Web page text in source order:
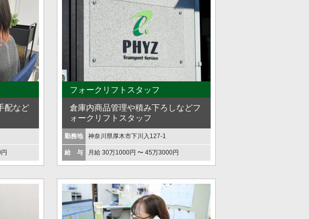
配など
フォークリフトスタッフ
倉庫内商品管理や積み下ろしなどフ
ォークリフトスタッフ
勤務地 神奈川県厚木市下川入127-1
給 与 月給 30万1000円 〜 45万3000円